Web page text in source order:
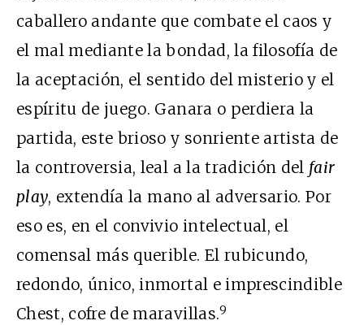
caballero andante que combate el caos y
el mal mediante la bondad, la filosofía de
la aceptación, el sentido del misterio y el
espíritu de juego. Ganara o perdiera la
partida, este brioso y sonriente artista de
la controversia, leal a la tradición del fair
play, extendía la mano al adversario. Por
eso es, en el convivio intelectual, el
comensal más querible. El rubicundo,
redondo, único, inmortal e imprescindible
Chest, cofre de maravillas.9